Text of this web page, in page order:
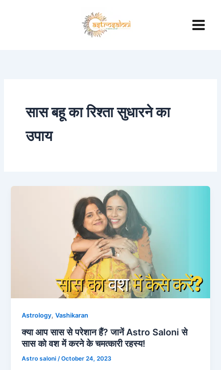
सास बहू का रिश्ता सुधारने का
उपाय
Astrology,Vashikaran
क्या आप सास से परेशान हैं? जानें Astro Saloni से
सास को वश में करने के चमत्कारी रहस्य!
Astro saloni/October 24, 2023